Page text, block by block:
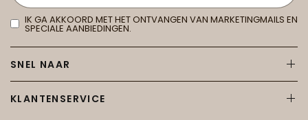
IK GA AKKOORD MET HET ONTVANGEN VAN MARKETINGMAILS EN
SPECIALE AANBIEDINGEN.
SNEL NAAR
KLANTENSERVICE